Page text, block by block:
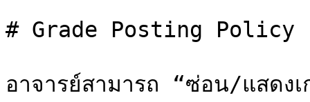
# Grade Posting Policy
อาจารย์สามารถ “ซ่อน/แสดง